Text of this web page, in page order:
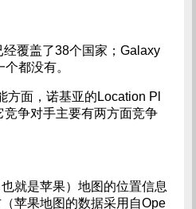
覆盖了38个国家；Galaxy
都没有。
方面，诺基亚的Location Pl
争对手主要有两方面竞争
就是苹果）地图的位置信息
苹果地图的数据采用自Ope